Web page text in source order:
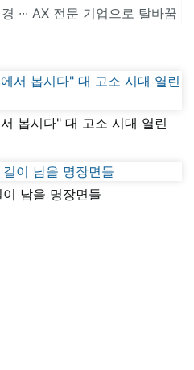
∙∙∙ AX 전문 기업으로 탈바꿈
봅시다" 대 고소 시대 열린
남을 명장면들